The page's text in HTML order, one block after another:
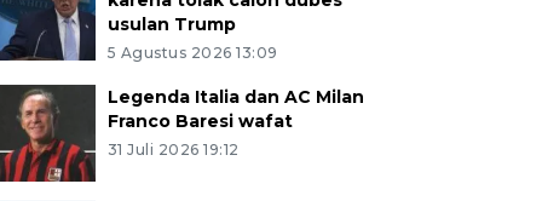
usulan Trump
5 Agustus 2026 13:09
Legenda Italia dan AC Milan
Franco Baresi wafat
31 Juli 2026 19:12